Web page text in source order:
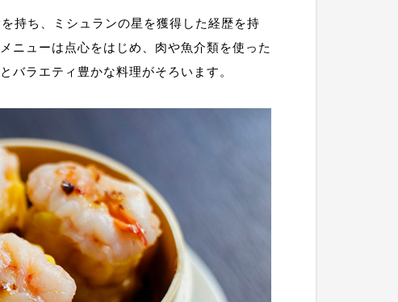
持ち、ミシュランの星を獲得した経歴を持
ニューは点心をはじめ、肉や魚介類を使った
バラエティ豊かな料理がそろいます。